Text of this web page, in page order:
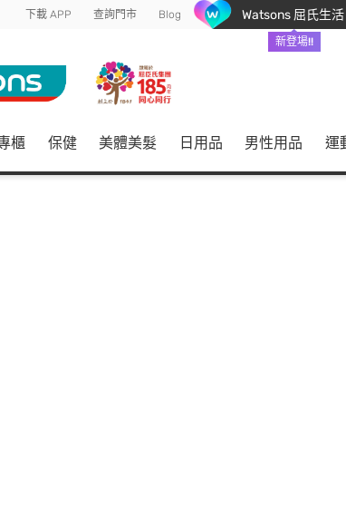
下載 APP 查詢門市 Blog Watsons 屈氏生活
新登場!!
櫃 保健 美體美髮 日用品 男性用品 運